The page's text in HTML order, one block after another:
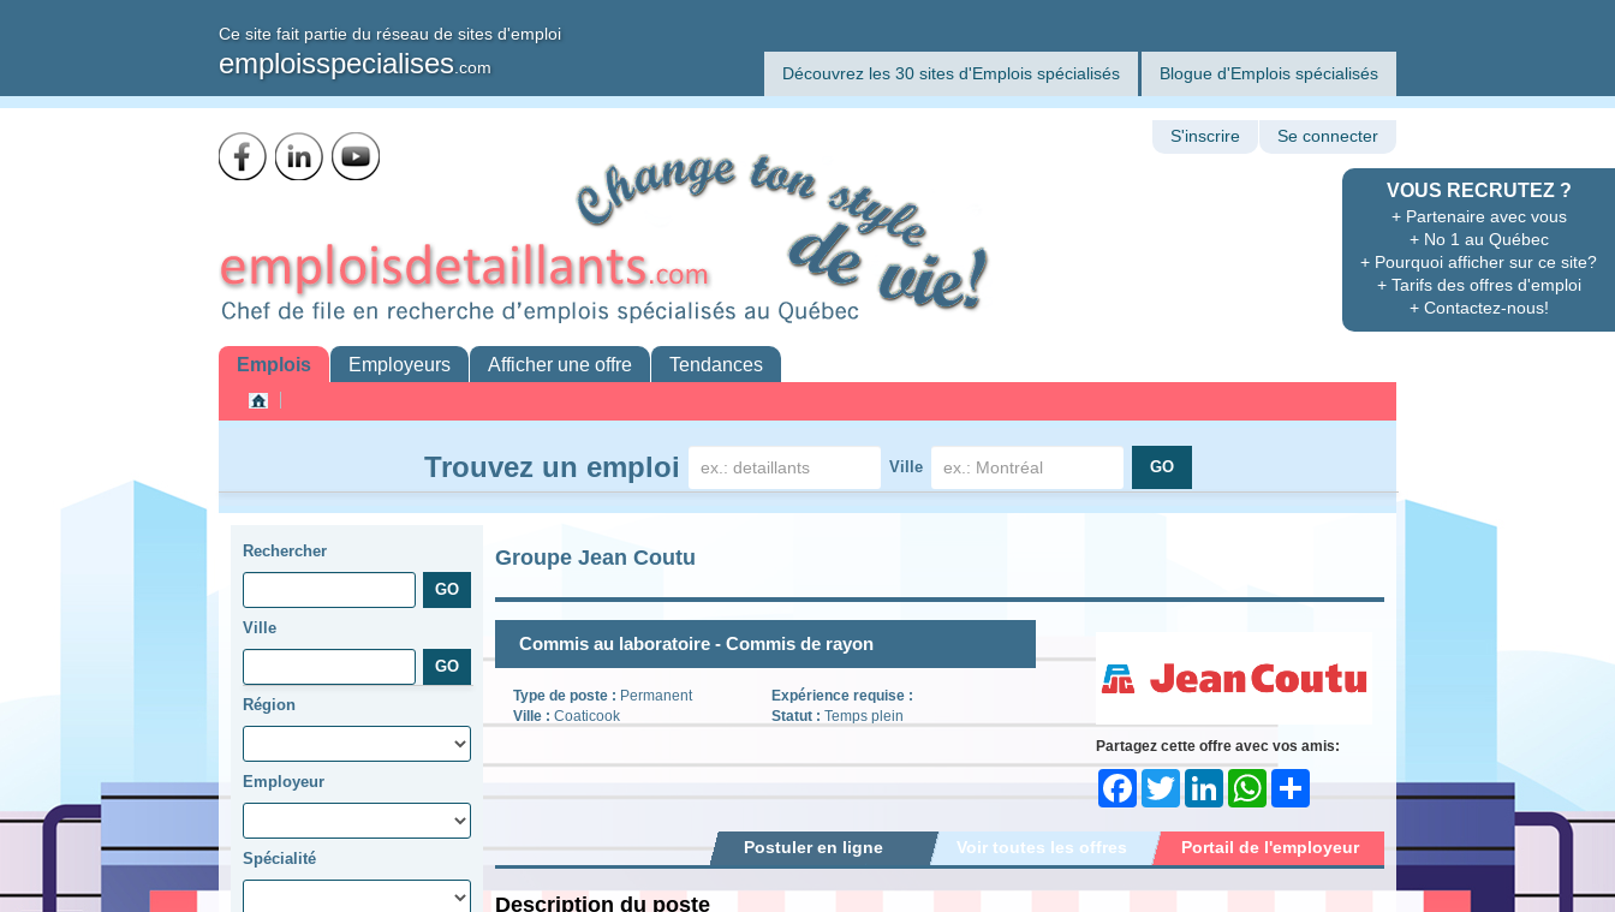
Ce site fait partie du réseau de sites d'emploi
emploisspecialises .com Découvrez les 30 sites d'Emplois spécialisés Blogue d'Emplois spécialisés
VOUS RECRUTEZ ?
+ Partenaire avec vous
+ No 1 au Québec
+ Pourquoi afficher sur ce site?
+ Tarifs des offres d'emploi
+ Contactez-nous!
S'inscrire Se connecter
Emplois Employeurs Afficher une offre Tendances
Trouvez un emploi Ville
Rechercher
Ville
Région
Employeur
Spécialité
Groupe Jean Coutu
Commis au laboratoire - Commis de rayon
Type de poste : Permanent
Ville : Coaticook
Expérience requise :
Statut : Temps plein
Partagez cette offre avec vos amis:
FacebookTwitter LinkedInWhatsApp
Portail de l'employeur
Voir toutes les offres
Postuler en ligne
Description du poste